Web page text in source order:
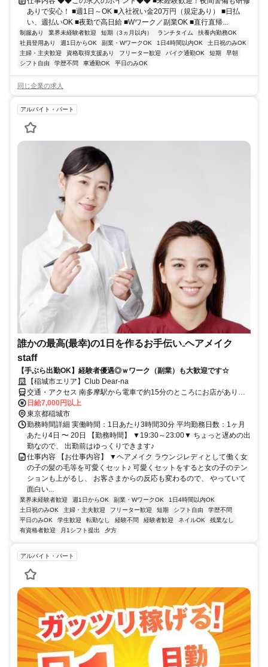
ありで安心！ ■週1日～OK ■入社祝い金20万円（規定あり） ■日払
い、週払いOK ■夜勤で高日給 ■Wワーク／副業OK ■直行直帰...
制服あり 業界未経験者歓迎 短期（3ヵ月以内） ランチタイム
扶養内勤務OK
社員登用あり
週1日からOK 副業・WワークOK 1日4時間以内OK
土日祝のみOK
主婦・主夫歓迎
資格取得支援あり フリーター歓迎 バイク通勤OK 短期
早朝
シフト自由
学歴不問 車通勤OK 平日のみOK
同じ企業の求人
アルバイト・パート
誰かの最高(最幸)の1日を作るお手伝い₋ヘアメイク
staff
【手ぶら出勤OK】経験者優遇◎ｗワーク（副業）も大歓迎です☆
【稲城市エリア】Club Dear-na
交通・アクセス 南多摩駅から電車で約15分のところにお店がありま
す♪
日給7,000円以上
東京都稲城市
勤務時間詳細 実働時間：1日あたり3時間30分 平均勤務日数：1ヶ月
あたり4日 〜 20日 【勤務時間】 ▼19:30～23:00▼ ちょっと遅めの出
勤なので、 出勤前はゆっくりできます♪
仕事内容 【お仕事内容】 ▼ヘアメイク ラウンジレディとして働く女
の子の髪の毛等を可愛くセット♪ 可愛くセットをすると女の子のテン
ションも上がるし、 お客さまからの反応も変わるので、 やっていて
面白い...
業界未経験者歓迎 週1日からOK 副業・WワークOK
1日4時間以内OK
土日祝のみOK
主婦・主夫歓迎 フリーター歓迎 短期 シフト自由
学歴不問
平日のみOK
学生歓迎 転勤なし 経験不問 経験者歓迎 ネイルOK
残業なし
有資格者歓迎
月1シフト提出 夕方
アルバイト・パート